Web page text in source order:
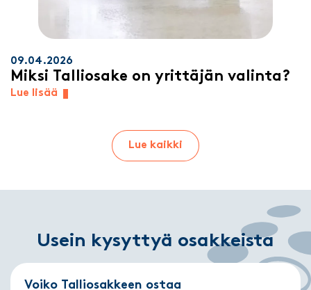
09.04.2026
Miksi Talliosake on yrittäjän valinta?
Lue lisää
Lue kaikki
Usein kysyttyä osakkeista
Voiko Talliosakkeen ostaa